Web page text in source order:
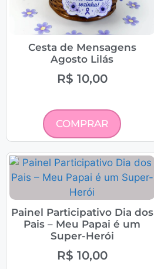
Cesta de Mensagens
Agosto Lilás
R$ 10,00
COMPRAR
Painel Participativo Dia dos
Pais – Meu Papai é um
Super-Herói
R$ 10,00